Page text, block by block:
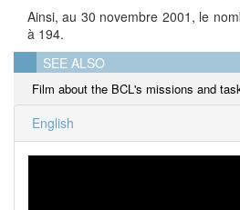
Ainsi, au 30 novembre 2001, le
à 194.
SEE ALSO
Film about the BCL's missions and
English